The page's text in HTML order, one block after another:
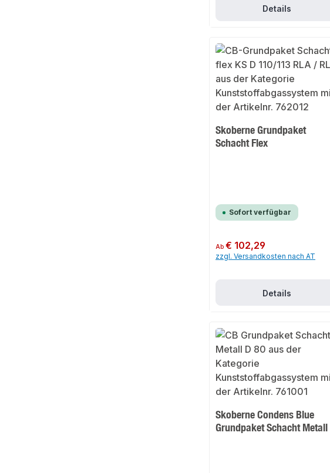
Details
Skoberne Grundpaket
Schacht Flex
Sofort verfügbar
Regulärer Preis:
Ab€ 102,29
zzgl. Versandkosten nach AT
Details
Skoberne Condens Blue
Grundpaket Schacht Metall